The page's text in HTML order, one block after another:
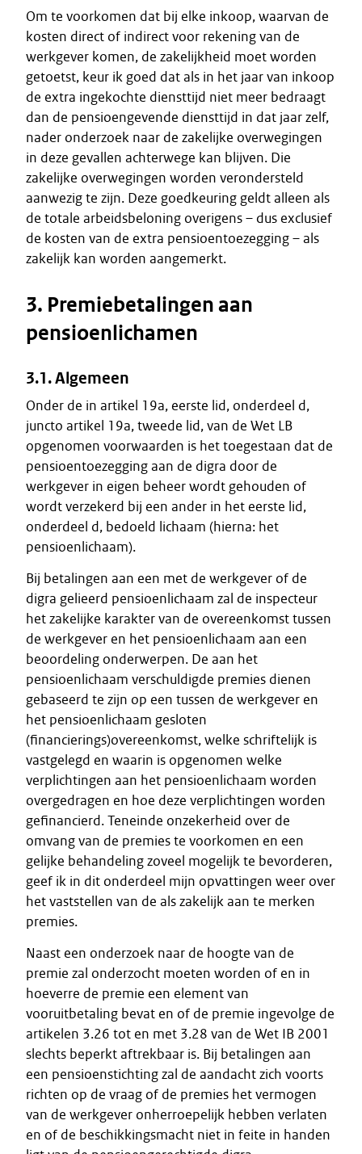
Om te voorkomen dat bij elke inkoop, waarvan de
kosten direct of indirect voor rekening van de
werkgever komen, de zakelijkheid moet worden
getoetst, keur ik goed dat als in het jaar van inkoop
de extra ingekochte diensttijd niet meer bedraagt
dan de pensioengevende diensttijd in dat jaar zelf,
nader onderzoek naar de zakelijke overwegingen
in deze gevallen achterwege kan blijven. Die
zakelijke overwegingen worden verondersteld
aanwezig te zijn. Deze goedkeuring geldt alleen als
de totale arbeidsbeloning overigens – dus exclusief
de kosten van de extra pensioentoezegging – als
zakelijk kan worden aangemerkt.
3. Premiebetalingen aan
pensioenlichamen
3.1. Algemeen
Onder de in artikel 19a, eerste lid, onderdeel d,
juncto artikel 19a, tweede lid, van de Wet LB
opgenomen voorwaarden is het toegestaan dat de
pensioentoezegging aan de digra door de
werkgever in eigen beheer wordt gehouden of
wordt verzekerd bij een ander in het eerste lid,
onderdeel d, bedoeld lichaam (hierna: het
pensioenlichaam).
Bij betalingen aan een met de werkgever of de
digra gelieerd pensioenlichaam zal de inspecteur
het zakelijke karakter van de overeenkomst tussen
de werkgever en het pensioenlichaam aan een
beoordeling onderwerpen. De aan het
pensioenlichaam verschuldigde premies dienen
gebaseerd te zijn op een tussen de werkgever en
het pensioenlichaam gesloten
(financierings)overeenkomst, welke schriftelijk is
vastgelegd en waarin is opgenomen welke
verplichtingen aan het pensioenlichaam worden
overgedragen en hoe deze verplichtingen worden
gefinancierd. Teneinde onzekerheid over de
omvang van de premies te voorkomen en een
gelijke behandeling zoveel mogelijk te bevorderen,
geef ik in dit onderdeel mijn opvattingen weer over
het vaststellen van de als zakelijk aan te merken
premies.
Naast een onderzoek naar de hoogte van de
premie zal onderzocht moeten worden of en in
hoeverre de premie een element van
vooruitbetaling bevat en of de premie ingevolge de
artikelen 3.26 tot en met 3.28 van de Wet IB 2001
slechts beperkt aftrekbaar is. Bij betalingen aan
een pensioenstichting zal de aandacht zich voorts
richten op de vraag of de premies het vermogen
van de werkgever onherroepelijk hebben verlaten
en of de beschikkingsmacht niet in feite in handen